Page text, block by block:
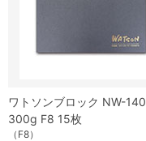
ワトソンブロック NW-
300g F8 15枚
（F8）